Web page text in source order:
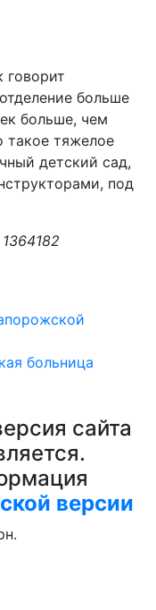
говорит
больше
больше, чем
такое тяжелое
детский сад,
под
больница
сайта
версии